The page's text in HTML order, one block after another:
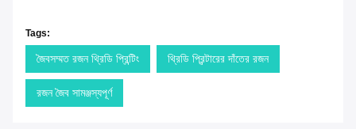
Tags:
জৈবসম্মত রজন থ্রিডি প্রিন্টিং থ্রিডি প্রিন্টারের দাঁতের রজন
রজন জৈব সামঞ্জস্যপূর্ণ